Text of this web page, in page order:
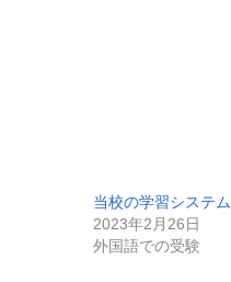
当校の学習システム
2023年2月26日
外国語での受験